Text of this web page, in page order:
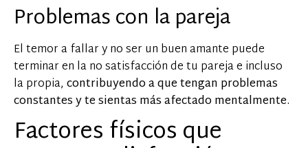
Problemas con la pareja
El temor a fallar y no ser un buen amante puede
terminar en la no satisfacción de tu pareja e incluso
la propia, contribuyendo a que tengan problemas
constantes y te sientas más afectado mentalmente.
Factores físicos que